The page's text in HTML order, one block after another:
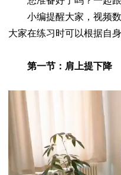
小编提醒大家，视频
大家在练习时可以根据自
第一节：肩上提下降